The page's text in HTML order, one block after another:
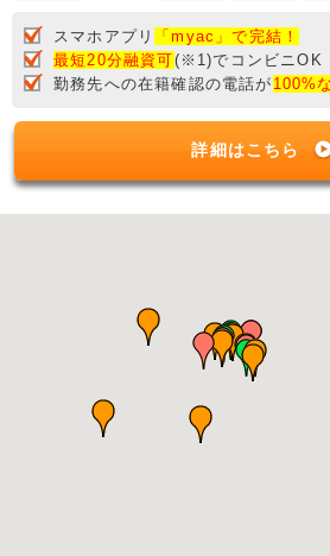
スマホアプリ
「myac」で完結！
最短20分融資可(※1)でコンビニOK
勤務先への在籍確認の電話が 100%
詳細はこちら